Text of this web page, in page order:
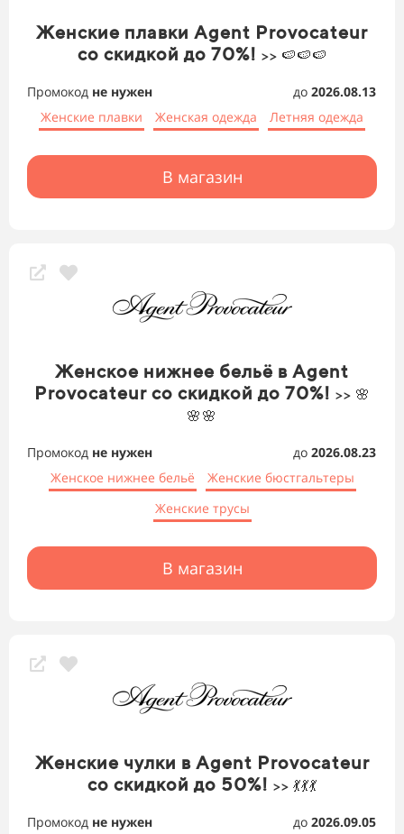
Женские плавки Agent Provocateur
со скидкой до 70%! >> 🍉🍉🍉
Промокод не нужен до 2026.08.13
Женские плавки
Женская одежда Летняя одежда
В магазин
Женское нижнее бельё в Agent
Provocateur со скидкой до 70%! >> 🌸
🌸🌸
Промокод не нужен до 2026.08.23
Женское нижнее бельё
Женские бюстгальтеры
Женские трусы
В магазин
Женские чулки в Agent Provocateur
со скидкой до 50%! >> 💃💃💃
Промокод не нужен до 2026.09.05